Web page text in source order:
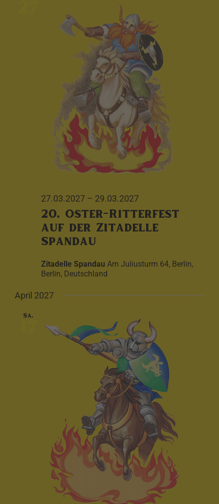
27.03.2027 – 29.03.2027
20. Oster-Ritterfest
auf der Zitadelle
Spandau
Zitadelle Spandau Am Juliusturm 64, Berlin,
Berlin, Deutschland
April 2027
Sa.